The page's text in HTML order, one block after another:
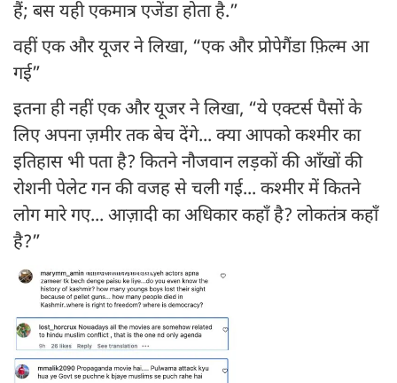
हैं; बस यही एकमात्र एजेंडा होता है.”
वहीं एक और यूजर ने लिखा, “एक और प्रोपेगैंडा फ़िल्म आ
गई”
इतना ही नहीं एक और यूजर ने लिखा, “ये एक्टर्स पैसों के
लिए अपना ज़मीर तक बेच देंगे... क्या आपको कश्मीर का
इतिहास भी पता है? कितने नौजवान लड़कों की आँखों की
रोशनी पेलेट गन की वजह से चली गई... कश्मीर में कितने
लोग मारे गए... आज़ादी का अधिकार कहाँ है? लोकतंत्र कहाँ
है?”